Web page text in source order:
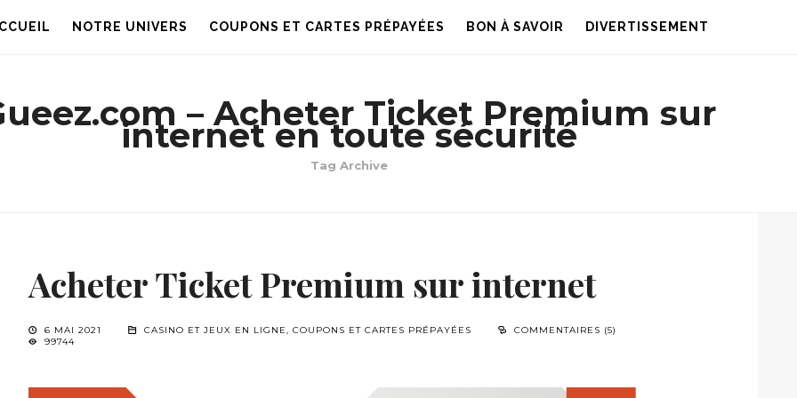
NOTRE UNIVERS COUPONS ET CARTES PRÉPAYÉES BON À SAVOIR DIVERTISSEMENT
– Acheter Ticket Premium sur
internet en toute sécurité
Tag Archive
Acheter Ticket Premium sur internet
6 MAI 2021 CASINO ET JEUX EN LIGNE, COUPONS ET CARTES PRÉPAYÉES
COMMENTAIRES (5)
99744